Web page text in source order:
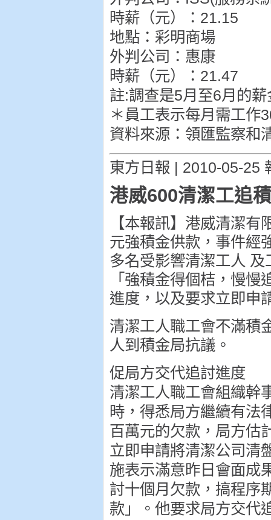
時薪（元）：21.15
地點：彩明商場
外判公司：惠康
時薪（元）：21.47
註:調查是5月至6月的
＊員工表示每月需工作
資料來源：領匯監察和
東方日報 | 2010-05-25
港威600清潔工追
【本報訊】港威清潔
元強積金供款，事件經
多名受影響清潔工人
「強積金得個桔，慢
進度，以及要求立即申
清潔工人職工會不滿積
人到積金局抗議。
促局方交代追討進度
清潔工人職工會組織幹
時，得悉局方繼續有法
百萬元的欠款，局方估
立即申請將清潔公司清
施表示滿意昨日會面成
討十個月欠款，搞程序
款」。他要求局方交代